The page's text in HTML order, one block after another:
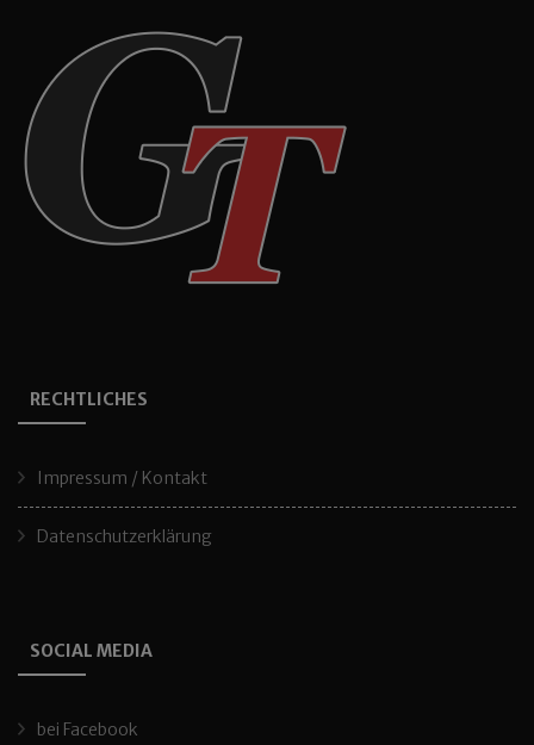
RECHTLICHES
Impressum / Kontakt
Datenschutzerklärung
SOCIAL MEDIA
bei Facebook